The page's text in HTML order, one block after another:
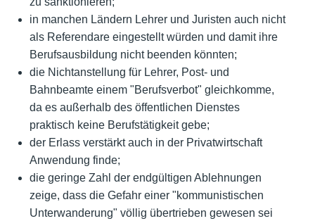
in manchen Ländern Lehrer und Juristen auch nicht
als Referendare eingestellt würden und damit ihre
Berufsausbildung nicht beenden könnten;
die Nichtanstellung für Lehrer, Post- und
Bahnbeamte einem "Berufsverbot" gleichkomme,
da es außerhalb des öffentlichen Dienstes
praktisch keine Berufstätigkeit gebe;
der Erlass verstärkt auch in der Privatwirtschaft
Anwendung finde;
die geringe Zahl der endgültigen Ablehnungen
zeige, dass die Gefahr einer "kommunistischen
Unterwanderung" völlig übertrieben gewesen sei